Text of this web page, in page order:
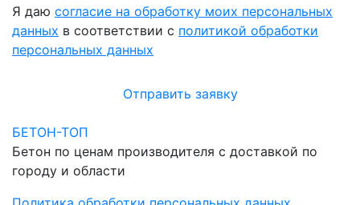
Я даю согласие на обработку моих персональных
данных в соответствии с политикой обработки
персональных данных
Отправить заявку
БЕТОН-ТОП
Бетон по ценам производителя с доставкой по
городу и области